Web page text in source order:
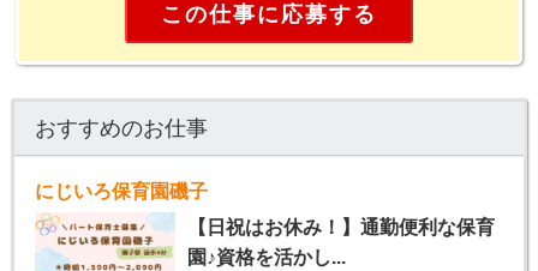
この仕事に応募する
おすすめのお仕事
にじいろ保育園磯子
【日祝はお休み！】通勤便利な保育
園♪資格を活かし...